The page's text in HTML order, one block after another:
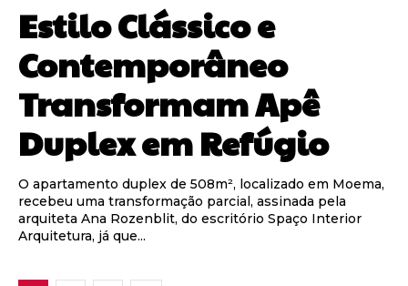
Estilo Clássico e
Contemporâneo
Transformam Apê
Duplex em Refúgio
O apartamento duplex de 508m², localizado em Moema,
recebeu uma transformação parcial, assinada pela
arquiteta Ana Rozenblit, do escritório Spaço Interior
Arquitetura, já que...